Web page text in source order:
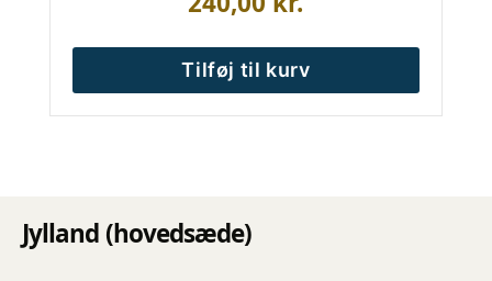
Tilføj til kurv
Jylland (hovedsæde)